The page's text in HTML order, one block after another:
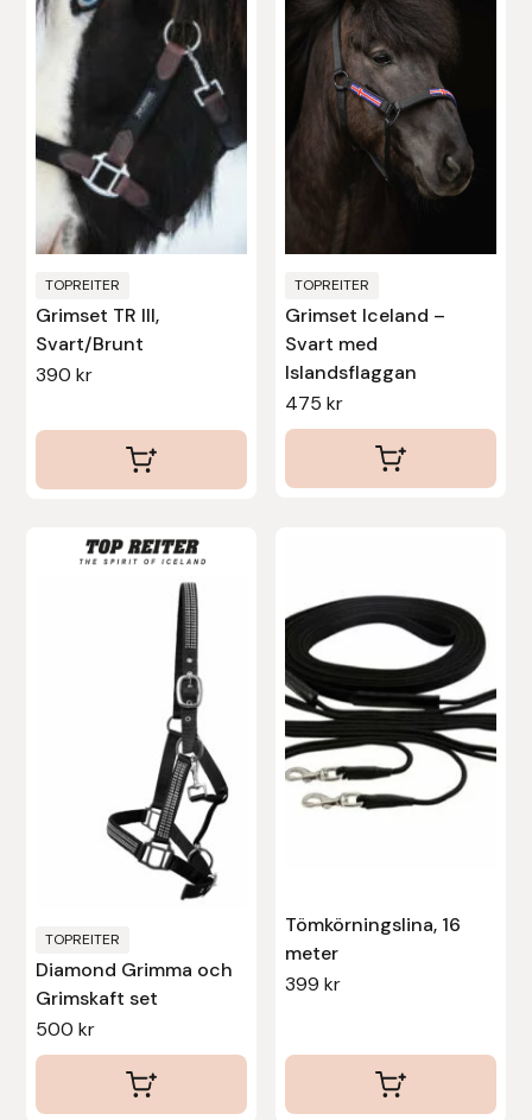
TOPREITER
Grimset TR III,
Svart/Brunt
390kr
TOPREITER
Grimset Iceland –
Svart med
Islandsflaggan
475 kr
TOPREITER
Diamond Grimma och
Grimskaft set
500kr
Tömkörningslina, 16
meter
399 kr
Sigga Ævars
Sivart Bokförlag
Sonnenreiter
Stina Helmersson Bokförlag
Suedwind
Tear-Aid
Tekna
TöltSaga
Veredus
Walsh
Werkman Hoofcare